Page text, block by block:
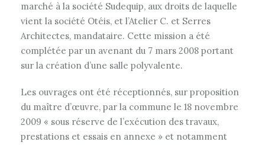
marché à la société Sudequip, aux droits de laquelle
vient la société Otéis, et l’Atelier C. et Serres
Architectes, mandataire. Cette mission a été
complétée par un avenant du 7 mars 2008 portant
sur la création d’une salle polyvalente.
Les ouvrages ont été réceptionnés, sur proposition
du maître d’œuvre, par la commune le 18 novembre
2009 « sous réserve de l’exécution des travaux,
prestations et essais en annexe » et notamment